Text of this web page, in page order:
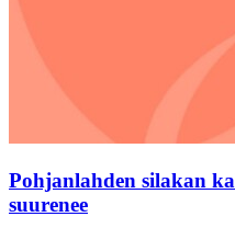
Pohjanlahden silakan
suurenee